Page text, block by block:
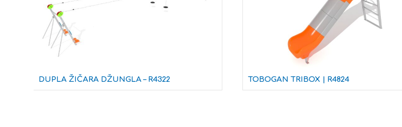
DUPLA ŽIČARA DŽUNGLA – R4322 TOBOGAN TRIBOX | R4824